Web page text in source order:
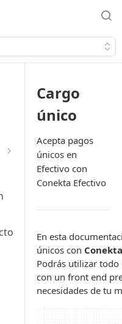
Cargo
único
Acepta pagos
únicos en
Efectivo con
Conekta Efectivo
En esta
únicos con
Podrás utilizar todo
con un front end
necesidades de tu